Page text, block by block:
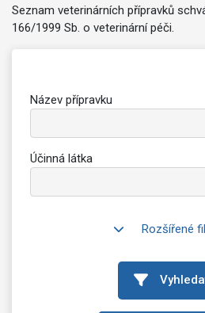
Seznam veterinárních přípravků
166/1999 Sb. o veterinární péči.
Název přípravku
Účinná látka
Rozšířené